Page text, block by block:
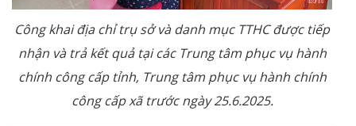
Công khai địa chỉ trụ sở và danh mục TTHC được tiếp
nhận và trả kết quả tại các Trung tâm phục vụ hành
chính công cấp tỉnh, Trung tâm phục vụ hành chính
công cấp xã trước ngày 25.6.2025.